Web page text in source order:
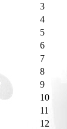
3
4
5
6
7
8
9
10
11
12